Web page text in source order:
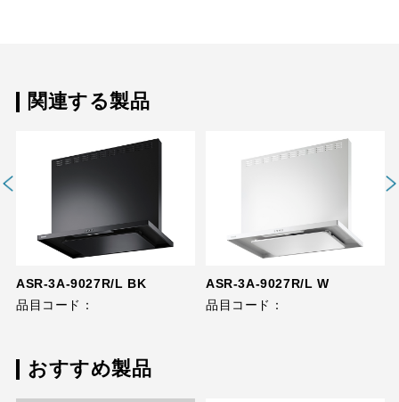
関連する製品
ASR-3A-9027R/L BK
品目コード：
ASR-3A-9027R/L W
品目コード：
おすすめ製品